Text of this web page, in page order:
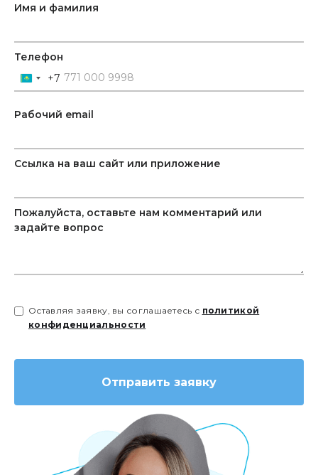
Имя и фамилия
Телефон
Kazakhstan
+7
Рабочий email
Ссылка на ваш сайт или приложение
Пожалуйста, оставьте нам комментарий или
задайте вопрос
Оставляя заявку, вы соглашаетесь с политикой
конфиденциальности